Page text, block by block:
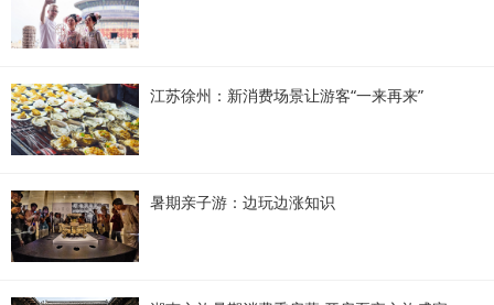
江苏徐州：新消费场景让游客“一来再来”
暑期亲子游：边玩边涨知识